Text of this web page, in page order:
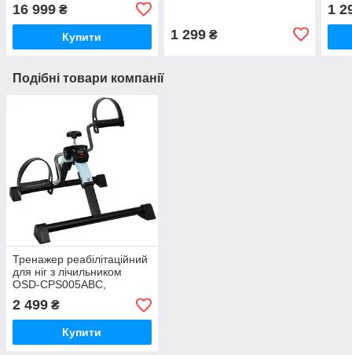
16 999 ₴
Купити 1 299₴
1
Подібні товари компанії
Тренажер реабілітаційний
для ніг з лічильником
OSD-CPS005ABC,
механічний
2 499 ₴
Купити